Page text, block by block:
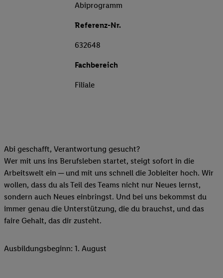
Abiprogramm
Referenz-Nr.
632648
Fachbereich
Filiale
Abi geschafft, Verantwortung gesucht?
Wer mit uns ins Berufsleben startet, steigt sofort in die
Arbeitswelt ein ─ und mit uns schnell die Jobleiter hoch. Wir
wollen, dass du als Teil des Teams nicht nur Neues lernst,
sondern auch Neues einbringst. Und bei uns bekommst du
immer genau die Unterstützung, die du brauchst, und das
faire Gehalt, das dir zusteht.
Ausbildungsbeginn: 1. August